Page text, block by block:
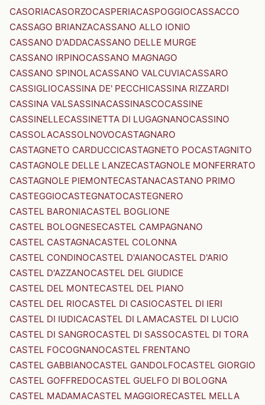
CASORIACASORZOCASPERIACASPOGGIOCASSACCO
CASSAGO BRIANZACASSANO ALLO IONIO
CASSANO D'ADDACASSANO DELLE MURGE
CASSANO IRPINOCASSANO MAGNAGO
CASSANO SPINOLACASSANO VALCUVIACASSARO
CASSIGLIOCASSINA DE' PECCHICASSINA RIZZARDI
CASSINA VALSASSINACASSINASCOCASSINE
CASSINELLECASSINETTA DI LUGAGNANOCASSINO
CASSOLACASSOLNOVOCASTAGNARO
CASTAGNETO CARDUCCICASTAGNETO POCASTAGNITO
CASTAGNOLE DELLE LANZECASTAGNOLE MONFERRATO
CASTAGNOLE PIEMONTECASTANACASTANO PRIMO
CASTEGGIOCASTEGNATOCASTEGNERO
CASTEL BARONIACASTEL BOGLIONE
CASTEL BOLOGNESECASTEL CAMPAGNANO
CASTEL CASTAGNACASTEL COLONNA
CASTEL CONDINOCASTEL D'AIANOCASTEL D'ARIO
CASTEL D'AZZANOCASTEL DEL GIUDICE
CASTEL DEL MONTECASTEL DEL PIANO
CASTEL DEL RIOCASTEL DI CASIOCASTEL DI IERI
CASTEL DI IUDICACASTEL DI LAMACASTEL DI LUCIO
CASTEL DI SANGROCASTEL DI SASSOCASTEL DI TORA
CASTEL FOCOGNANOCASTEL FRENTANO
CASTEL GABBIANOCASTEL GANDOLFOCASTEL GIORGIO
CASTEL GOFFREDOCASTEL GUELFO DI BOLOGNA
CASTEL MADAMACASTEL MAGGIORECASTEL MELLA